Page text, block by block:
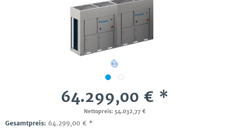
64.299,00 € *
Nettopreis: 54.032,77 €
Gesamtpreis: 64.299,00 € *